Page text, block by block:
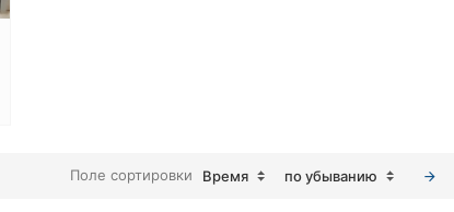
Поле сортировки Время по убыванию